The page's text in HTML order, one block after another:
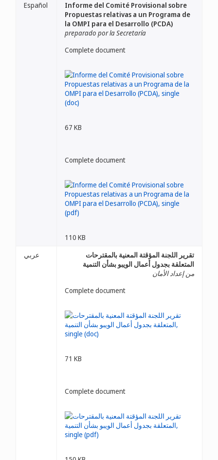
Español
Informe del Comité Provisional sobre
Propuestas relativas a un Programa de
la OMPI para el Desarrollo (PCDA)
preparado por la Secretaría
Complete document
67 KB
Complete document
110 KB
عربي
تقرير اللجنة المؤقتة المعنية بالمقترحات
المتعلقة بجدول أعمال الويبو بشأن التنمية
من إعداد الأمان
Complete document
71 KB
Complete document